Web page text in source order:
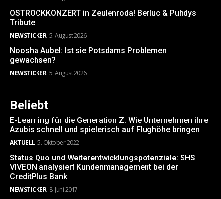
OSTROCKKONZERT in Zeulenroda! Berluc & Puhdys
Tribute
NEWSTICKER 5. August 2026
Noosha Aubel: Ist sie Potsdams Problemen
gewachsen?
NEWSTICKER 5. August 2026
Beliebt
E-Learning für die Generation Z: Wie Unternehmen ihre
Azubis schnell und spielerisch auf Flughöhe bringen
AKTUELL 5. Oktober 2022
Status Quo und Weiterentwicklungspotenziale: SHS
VIVEON analysiert Kundenmanagement bei der
CreditPlus Bank
NEWSTICKER 8. Juni 2017